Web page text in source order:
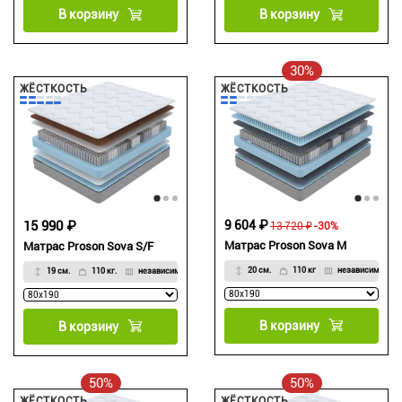
В корзину В корзину
ЖЁСТКОСТЬ
Матрас Proson Sova S/F
19 см. 110 кг. независимый
15 990 ₽
В корзину
30%
ЖЁСТКОСТЬ
Матрас Proson Sova M
20 см. 110 кг независимый
13 720 ₽
9 604 ₽ -30%
В корзину
50% 50%